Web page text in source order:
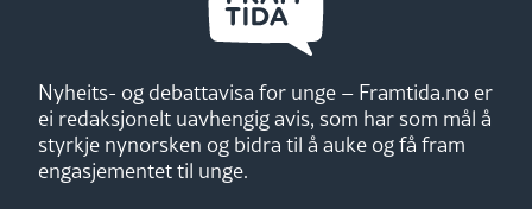
Nyheits- og debattavisa for unge – Framtida.no er
ei redaksjonelt uavhengig avis, som har som mål å
styrkje nynorsken og bidra til å auke og få fram
engasjementet til unge.